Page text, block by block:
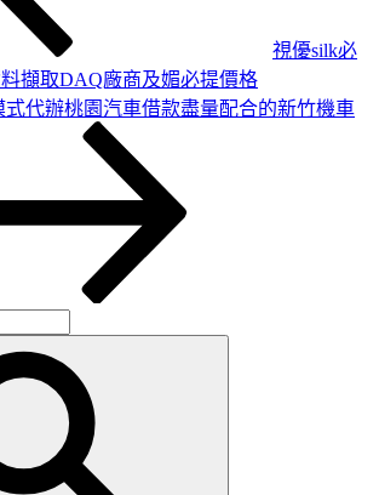
視優silk必
擷取DAQ廠商及媚必提價格
式代辦桃園汽車借款盡量配合的新竹機車